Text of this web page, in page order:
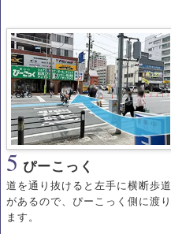
5 ぴーこっく
道を通り抜けると左手に横断歩道
があるので、ぴーこっく側に渡り
ます。